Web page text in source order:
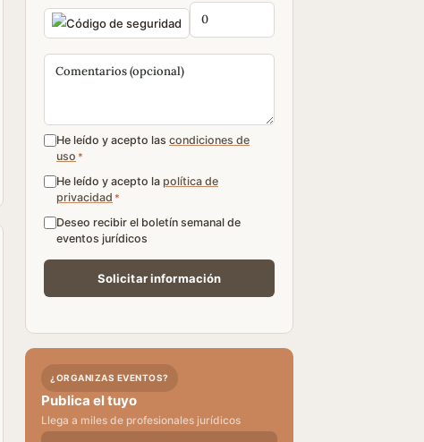
He leído y acepto las condiciones de
uso *
He leído y acepto la política de
privacidad *
Deseo recibir el boletín semanal de
eventos jurídicos
¿ORGANIZAS EVENTOS?
Publica el tuyo
Llega a miles de profesionales jurídicos